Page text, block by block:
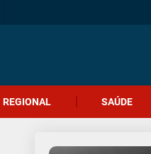
REGIONAL SAÚDE